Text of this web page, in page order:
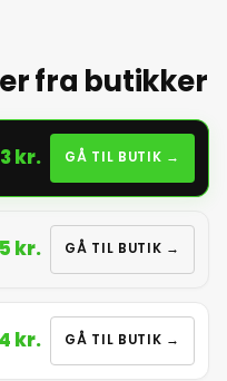
fra butikker
kr. GÅ TIL BUTIK →
kr. GÅ TIL BUTIK →
kr. GÅ TIL BUTIK →